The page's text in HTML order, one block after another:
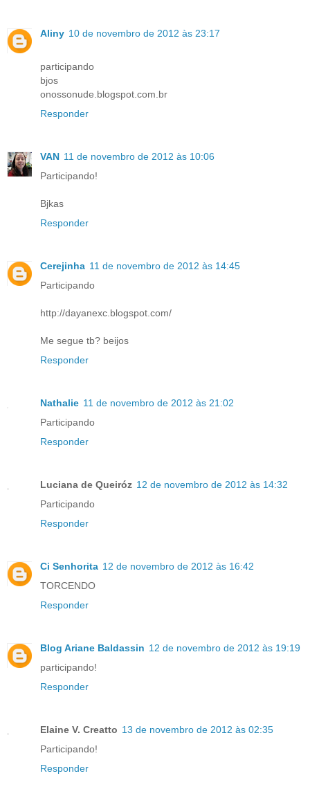
Aliny 10 de novembro de 2012 às 23:17
participando
bjos
onossonude.blogspot.com.br
Responder
VAN 11 de novembro de 2012 às 10:06
Participando!
Bjkas
Responder
Cerejinha 11 de novembro de 2012 às 14:45
Participando
http://dayanexc.blogspot.com/
Me segue tb? beijos
Responder
Nathalie 11 de novembro de 2012 às 21:02
Participando
Responder
Luciana de Queiróz 12 de novembro de 2012 às 14:32
Participando
Responder
Ci Senhorita 12 de novembro de 2012 às 16:42
TORCENDO
Responder
Blog Ariane Baldassin 12 de novembro de 2012 às 19:19
participando!
Responder
Elaine V. Creatto 13 de novembro de 2012 às 02:35
Participando!
Responder